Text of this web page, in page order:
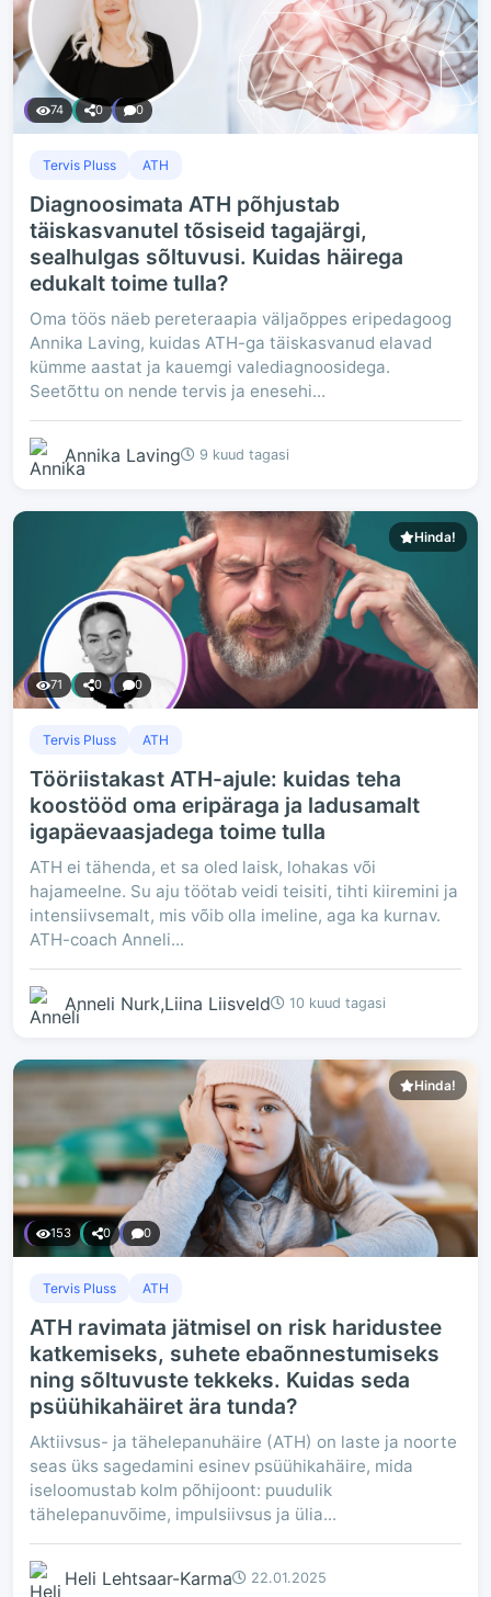
74 0 0
Tervis Pluss ATH
Diagnoosimata ATH põhjustab
täiskasvanutel tõsiseid tagajärgi,
sealhulgas sõltuvusi. Kuidas häirega
edukalt toime tulla?
Oma töös näeb pereteraapia väljaõppes eripedagoog
Annika Laving, kuidas ATH-ga täiskasvanud elavad
kümme aastat ja kauemgi valediagnoosidega.
Seetõttu on nende tervis ja enesehi...
Annika Laving 9 kuud tagasi
Hinda!
71 0 0
Tervis Pluss ATH
Tööriistakast ATH-ajule: kuidas teha
koostööd oma eripäraga ja ladusamalt
igapäevaasjadega toime tulla
ATH ei tähenda, et sa oled laisk, lohakas või
hajameelne. Su aju töötab veidi teisiti, tihti kiiremini ja
intensiivsemalt, mis võib olla imeline, aga ka kurnav.
ATH-coach Anneli...
Anneli Nurk,Liina Liisveld 10 kuud tagasi
Hinda!
153 0 0
Tervis Pluss ATH
ATH ravimata jätmisel on risk haridustee
katkemiseks, suhete ebaõnnestumiseks
ning sõltuvuste tekkeks. Kuidas seda
psüühikahäiret ära tunda?
Aktiivsus- ja tähelepanuhäire (ATH) on laste ja noorte
seas üks sagedamini esinev psüühikahäire, mida
iseloomustab kolm põhijoont: puudulik
tähelepanuvõime, impulsiivsus ja ülia...
Heli Lehtsaar-Karma 22.01.2025